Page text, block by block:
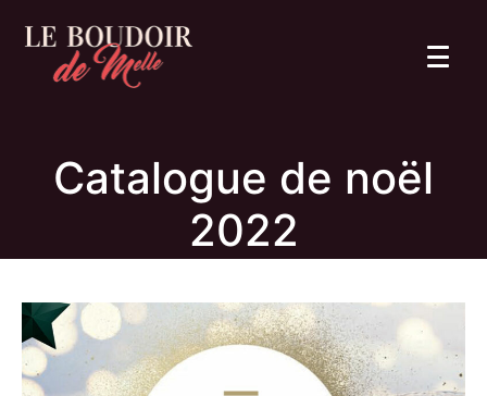
Catalogue de noël
2022